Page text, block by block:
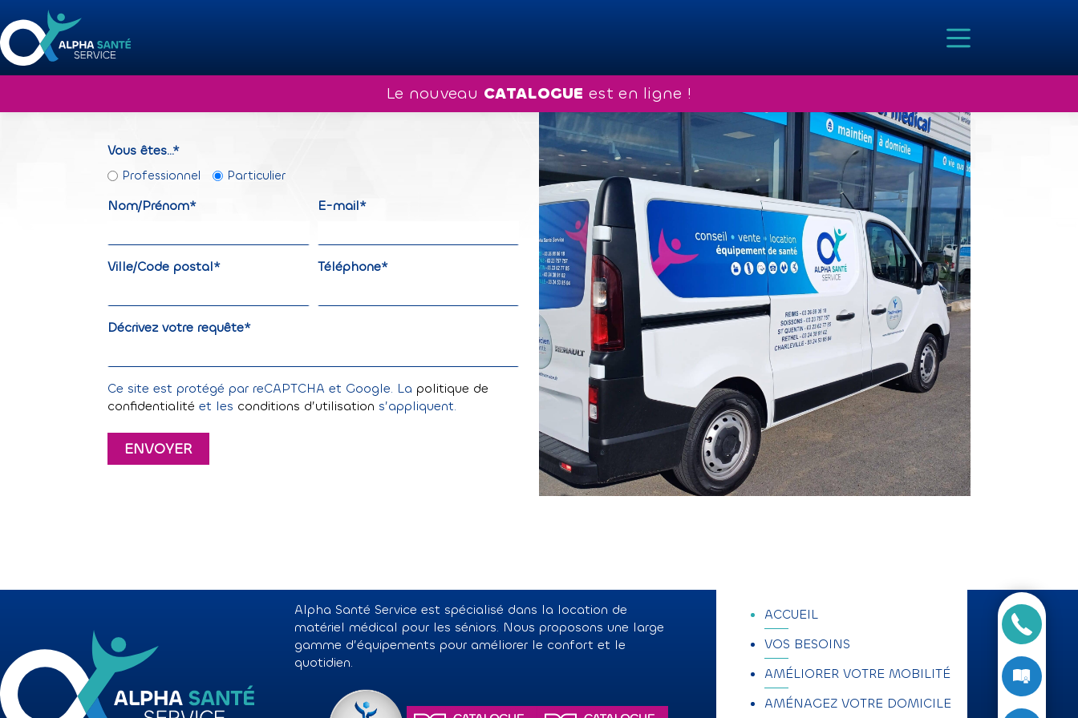
au
contenu
X
X
X
Le nouveau CATALOGUE est en ligne !
Contactez-nous
Vous êtes...*
Professionnel Particulier
Nom/Prénom* E-mail*
Ville/Code postal* Téléphone*
Décrivez votre requête*
Ce site est protégé par reCAPTCHA et Google. La politique de
confidentialité et les conditions d’utilisation s’appliquent.
Alpha Santé Service est spécialisé dans la location de
matériel médical pour les séniors. Nous proposons une large
gamme d’équipements pour améliorer le confort et le
quotidien.
ACCUEIL
VOS BESOINS
AMÉLIORER VOTRE MOBILITÉ
AMÉNAGEZ VOTRE DOMICILE